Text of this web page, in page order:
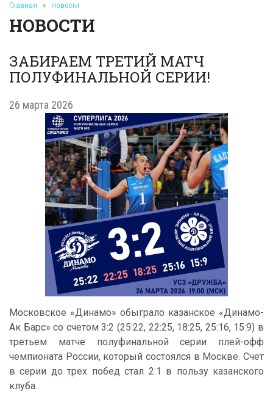
Главная » Новости
НОВОСТИ
ЗАБИРАЕМ ТРЕТИЙ МАТЧ
ПОЛУФИНАЛЬНОЙ СЕРИИ!
26 марта 2026
Московское «Динамо» обыграло казанское «Динамо-
Ак Барс» со счетом 3:2 (25:22, 22:25, 18:25, 25:16, 15:9) в
третьем матче полуфинальной серии плей-офф
чемпионата России, который состоялся в Москве. Счет
в серии до трех побед стал 2:1 в пользу казанского
клуба.